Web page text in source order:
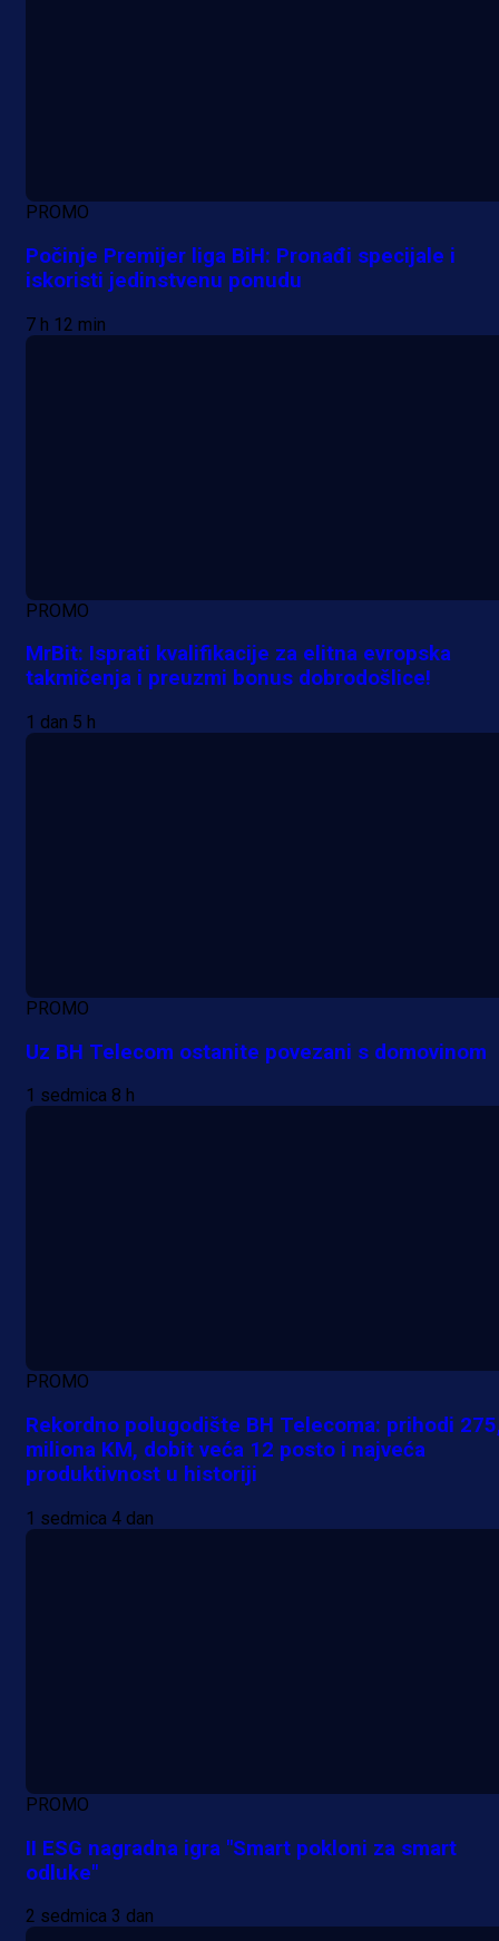
PROMO
Počinje Premijer liga BiH: Pronađi specijale i
iskoristi jedinstvenu ponudu
7 h 12 min
PROMO
MrBit: Isprati kvalifikacije za elitna evropska
takmičenja i preuzmi bonus dobrodošlice!
1 dan 5 h
PROMO
Uz BH Telecom ostanite povezani s domovinom
1 sedmica 8 h
PROMO
Rekordno polugodište BH Telecoma: prihodi
miliona KM, dobit veća 12 posto i najveća
produktivnost u historiji
1 sedmica 4 dan
PROMO
II ESG nagradna igra "Smart pokloni za smart
odluke"
2 sedmica 3 dan